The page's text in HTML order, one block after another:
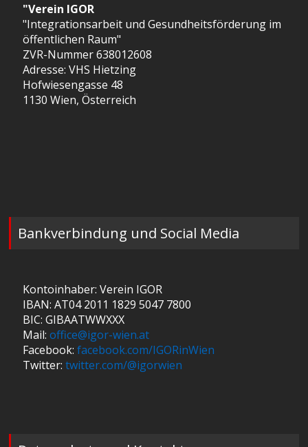
"Verein IGOR
"Integrationsarbeit und Gesundheitsförderung im
öffentlichen Raum"
ZVR-Nummer 638012608
Adresse: VHS Hietzing
Hofwiesengasse 48
1130 Wien, Österreich
Bankverbindung und Social Media
Kontoinhaber: Verein IGOR
IBAN: AT04 2011 1829 5047 7800
BIC: GIBAATWWXXX
Mail:office@igor-wien.at
Facebook:facebook.com/IGORinWien
Twitter:twitter.com/@igorwien